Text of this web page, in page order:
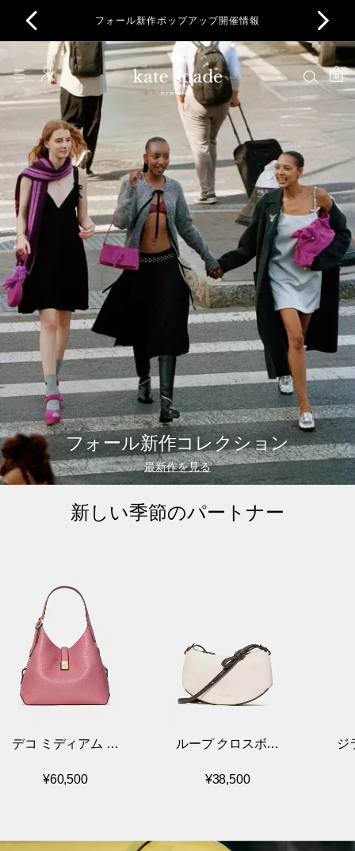
一部地域で配送に影響が発生しております。詳細はこちら。
0
Kate Spade
フォール新作コレクション
最新作を見る
新しい季節のパートナー
デコ ミディアム ク
¥60,500
ループ クロスボデ
¥38,500
ジ